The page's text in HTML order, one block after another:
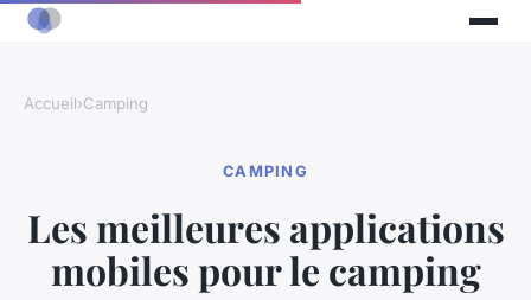
Accueil›Camping
CAMPING
Les meilleures applications
mobiles pour le camping